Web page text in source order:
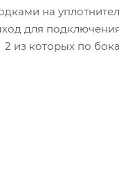
на
для
из которых по